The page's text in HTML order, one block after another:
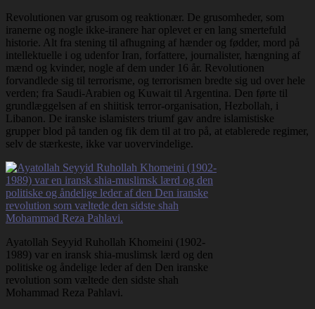
Revolutionen var grusom og reaktionær. De grusomheder, som
iranerne og nogle ikke-iranere har oplevet er en lang smertefuld
historie. Alt fra stening til afhugning af hænder og fødder, mord på
intellektuelle i og udenfor Iran, forfattere, journalister, hængning af
mænd og kvinder, nogle af dem under 16 år. Revolutionen
forvandlede sig til terrorisme, og terrorismen bredte sig ud over hele
verden; fra Saudi-Arabien og Kuwait til Argentina. Den førte til
grundlæggelsen af en shiitisk terror-organisation, Hezbollah, i
Libanon. De iranske islamisters triumf gav andre islamistiske
grupper blod på tanden og fik dem til at tro på, at etablerede regimer,
selv de stærkeste, ikke var uovervindelige.
Ayatollah Seyyid Ruhollah Khomeini (1902-
1989) var en iransk shia-muslimsk lærd og den
politiske og åndelige leder af den Den iranske
revolution som væltede den sidste shah
Mohammad Reza Pahlavi.